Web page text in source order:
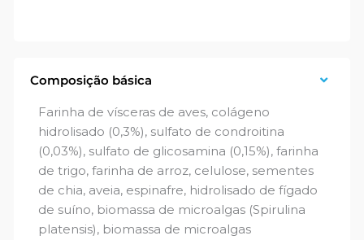
Composição básica
Farinha de vísceras de aves, colágeno
hidrolisado (0,3%), sulfato de condroitina
(0,03%), sulfato de glicosamina (0,15%), farinha
de trigo, farinha de arroz, celulose, sementes
de chia, aveia, espinafre, hidrolisado de fígado
de suíno, biomassa de microalgas (Spirulina
platensis), biomassa de microalgas